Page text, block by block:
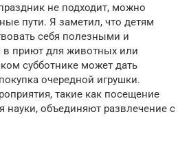
не подходит, можно
пути. Я заметил, что детям
себя полезными и
приют для животных или
субботнике может дать
очередной игрушки.
такие как посещение
науки, объединяют развлечение с